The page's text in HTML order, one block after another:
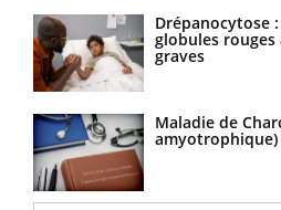
Drépanocytose
globules rouges
graves
Maladie de
amyotrophique)